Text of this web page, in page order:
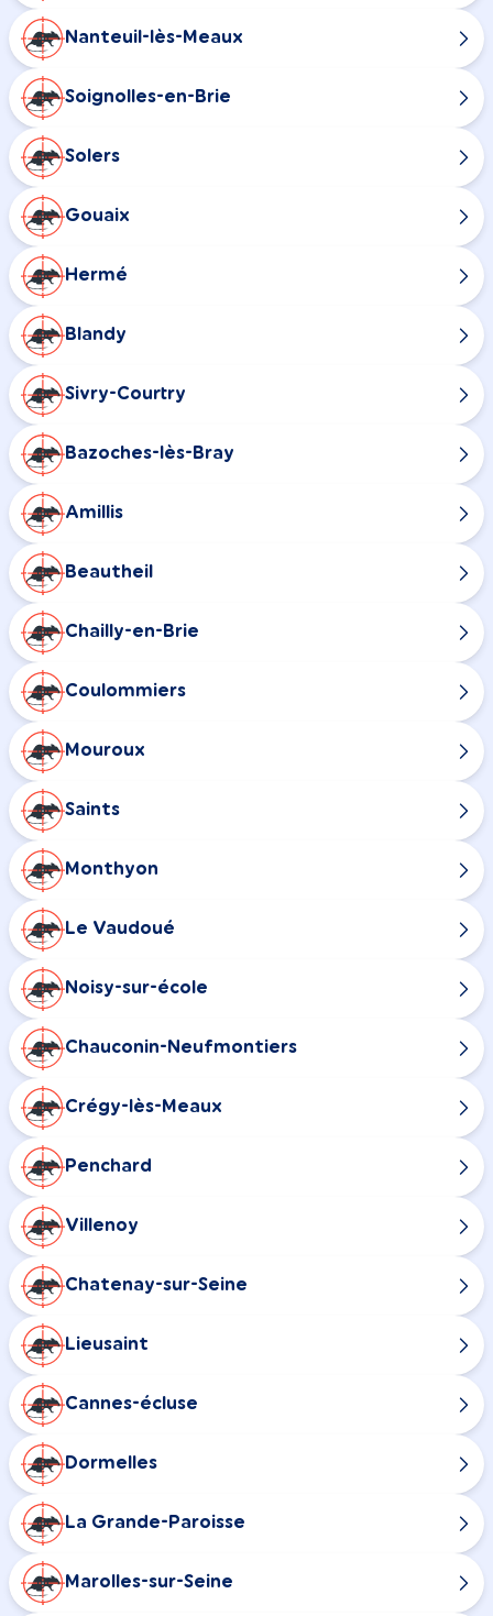
Nanteuil-lès-Meaux
Soignolles-en-Brie
Solers
Gouaix
Hermé
Blandy
Sivry-Courtry
Bazoches-lès-Bray
Amillis
Beautheil
Chailly-en-Brie
Coulommiers
Mouroux
Saints
Monthyon
Le Vaudoué
Noisy-sur-école
Chauconin-Neufmontiers
Crégy-lès-Meaux
Penchard
Villenoy
Chatenay-sur-Seine
Lieusaint
Cannes-écluse
Dormelles
La Grande-Paroisse
Marolles-sur-Seine